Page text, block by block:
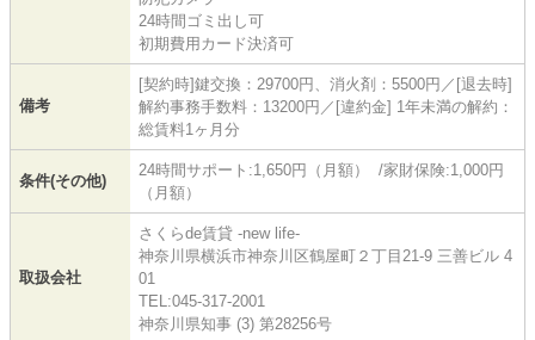
24時間ゴミ出し可
初期費用カード決済可
備考
[契約時]鍵交換：29700円、消火剤：5500円／[退去時]
解約事務手数料：13200円／[違約金] 1年未満の解約：
総賃料1ヶ月分
条件(その他)
24時間サポート:1,650円（月額） /家財保険:1,000円
（月額）
取扱会社
さくらde賃貸 -new life-
神奈川県横浜市神奈川区鶴屋町２丁目21-9 三善ビル 4
01
TEL:045-317-2001
神奈川県知事 (3) 第28256号